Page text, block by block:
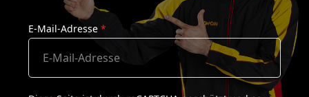
E-Mail-Adresse *